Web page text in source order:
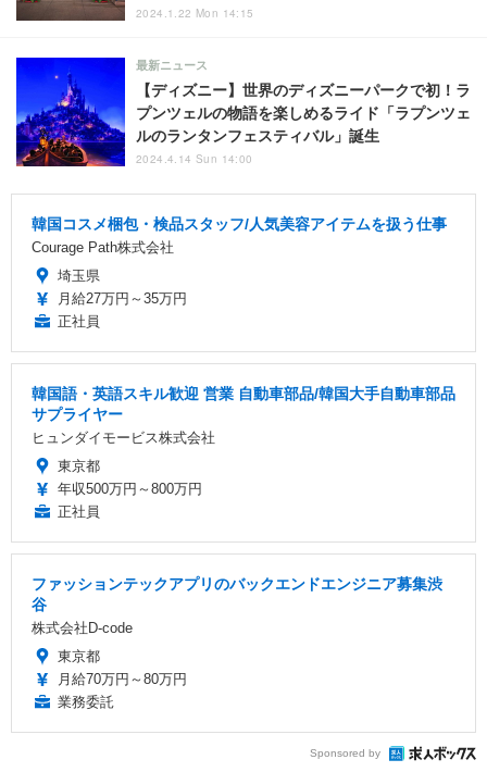
2024.1.22 Mon 14:15
【ディズニー】世界のディズニーパークで初！ラ
プンツェルの物語を楽しめるライド「ラプンツェ
ルのランタンフェスティバル」誕生
最新ニュース
2024.4.14 Sun 14:00
韓国コスメ梱包・検品スタッフ/人気美容アイテムを扱う仕事
Courage Path株式会社
埼玉県
月給27万円～35万円
正社員
韓国語・英語スキル歓迎 営業 自動車部品/韓国大手自動車部品
サプライヤー
ヒュンダイモービス株式会社
東京都
年収500万円～800万円
正社員
ファッションテックアプリのバックエンドエンジニア募集渋
谷
株式会社D-code
東京都
月給70万円～80万円
業務委託
Sponsored by